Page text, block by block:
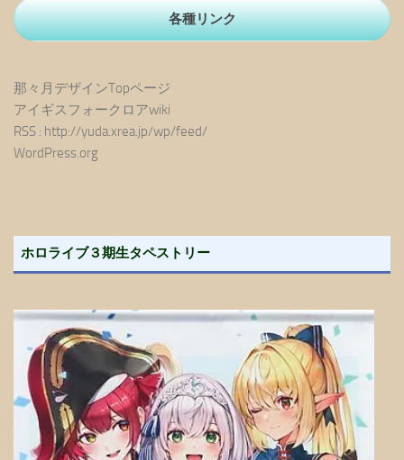
各種リンク
那々月デザインTopページ
アイギスフォークロアwiki
RSS : http://yuda.xrea.jp/wp/feed/
WordPress.org
ホロライブ３期生タペストリー